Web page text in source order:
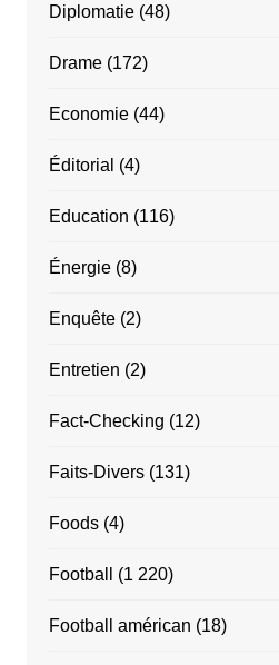
Diplomatie(48)
Drame(172)
Economie(44)
Éditorial (4)
Education (116)
Énergie(8)
Enquête(2)
Entretien (2)
Fact-Checking (12)
Faits-Divers(131)
Foods(4)
Football (1 220)
Football américan (18)